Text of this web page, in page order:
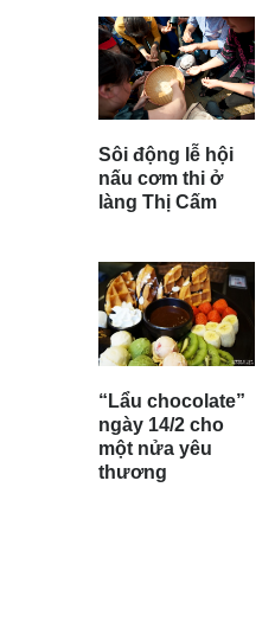
Sôi động lễ hội
nấu cơm thi ở
làng Thị Cấm
“Lẩu chocolate”
ngày 14/2 cho
một nửa yêu
thương